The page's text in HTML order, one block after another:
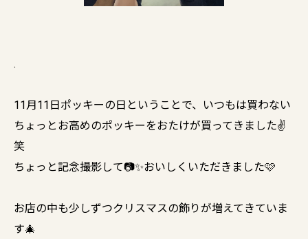
.
11月11日ポッキーの日ということで、いつもは買わない
ちょっとお高めのポッキーをおたけが買ってきました✌️
笑
ちょっと記念撮影して📷✨おいしくいただきました🩷
お店の中も少しずつクリスマスの飾りが増えてきていま
す🎄